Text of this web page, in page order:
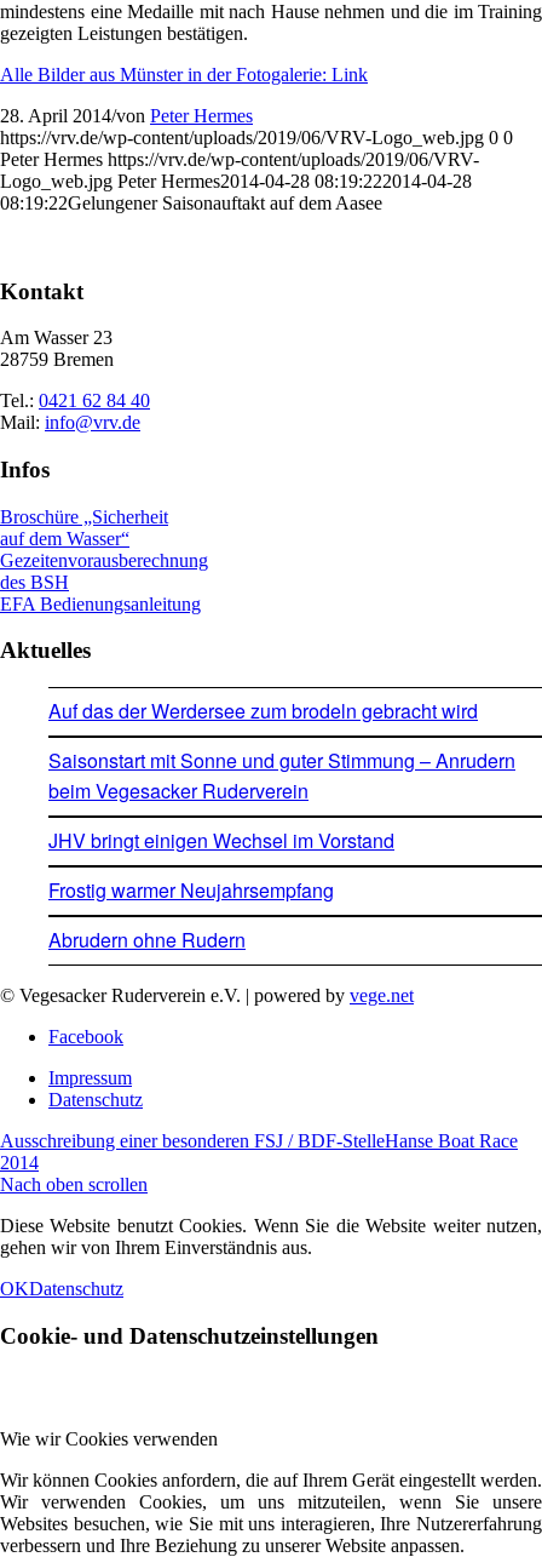
mindestens eine Medaille mit nach Hause nehmen und die im Training
gezeigten Leistungen bestätigen.
Alle Bilder aus Münster in der Fotogalerie: Link
28. April 2014/von Peter Hermes
https://vrv.de/wp-content/uploads/2019/06/VRV-Logo_web.jpg 0 0
Peter Hermes https://vrv.de/wp-content/uploads/2019/06/VRV-
Logo_web.jpg Peter Hermes2014-04-28 08:19:222014-04-28
08:19:22Gelungener Saisonauftakt auf dem Aasee
Kontakt
Am Wasser 23
28759 Bremen
Tel.: 0421 62 84 40
Mail: info@vrv.de
Infos
Broschüre „Sicherheit
auf dem Wasser“
Gezeitenvorausberechnung
des BSH
EFA Bedienungsanleitung
Aktuelles
Auf das der Werdersee zum brodeln gebracht wird
Saisonstart mit Sonne und guter Stimmung – Anrudern
beim Vegesacker Ruderverein
JHV bringt einigen Wechsel im Vorstand
Frostig warmer Neujahrsempfang
Abrudern ohne Rudern
© Vegesacker Ruderverein e.V. | powered by vege.net
Facebook
Impressum
Datenschutz
Ausschreibung einer besonderen FSJ / BDF-StelleHanse Boat Race
2014
Nach oben scrollen
Diese Website benutzt Cookies. Wenn Sie die Website weiter nutzen,
gehen wir von Ihrem Einverständnis aus.
OKDatenschutz
Cookie- und Datenschutzeinstellungen
Wie wir Cookies verwenden
Wir können Cookies anfordern, die auf Ihrem Gerät eingestellt werden.
Wir verwenden Cookies, um uns mitzuteilen, wenn Sie unsere
Websites besuchen, wie Sie mit uns interagieren, Ihre Nutzererfahrung
verbessern und Ihre Beziehung zu unserer Website anpassen.